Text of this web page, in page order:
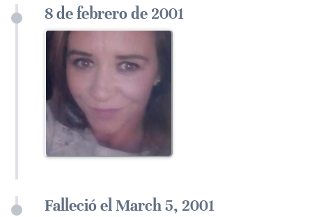
8 de febrero de 2001
Falleció el March 5, 2001